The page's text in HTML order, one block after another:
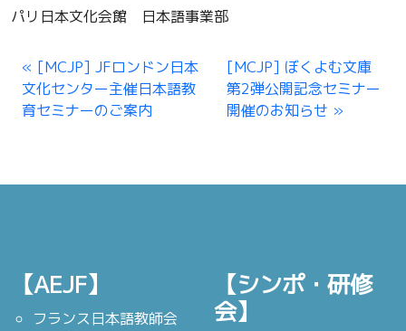
パリ日本文化会館 日本語事業部
[MCJP] JFロンドン日本
文化センター主催日本語教
育セミナーのご案内
[MCJP] ぼくよむ文庫
第2弾公開記念セミナー
開催のお知らせ
【AEJF】
フランス日本語教師会
【シンポ・研修
会】